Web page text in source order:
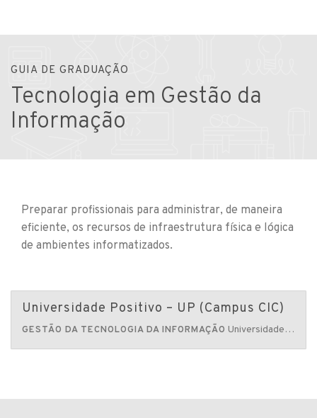
GUIA DE GRADUAÇÃO
Tecnologia em Gestão da
Informação
Preparar profissionais para administrar, de maneira
eficiente, os recursos de infraestrutura física e lógica
de ambientes informatizados.
Universidade Positivo – UP (Campus CIC)
GESTÃO DA TECNOLOGIA DA INFORMAÇÃO Universidade Positivo